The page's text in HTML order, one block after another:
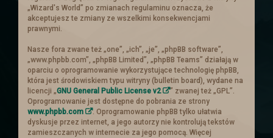
królestwa prośbę o pomoc. Ten
postanowił zebrać chętnych i wysłać ich
aby wsparli handlowego sojusznika.
Nowe ogłoszenia na
słupie
„Wizard's World” po zmianach regulaminu oznacza, że
akceptujesz te zmiany ze wszelkimi konsekwencjami
prawnymi.
Nasze fora zwane też „one”, „ich”, „je”, „phpBB software”,
„www.phpbb.com”, „phpBB Limited”, „phpBB Teams” działają w
oparciu o oprogramowanie wykorzystujące technologię phpBB,
która jest środowiskiem typu witryny (bulletin board), wydane na
licencji „GNU General Public License v2
” zwanej też „GPL”.
Oprogramowanie jest dostępne do pobrania ze strony
www.phpbb.com
. Oprogramowanie phpBB tylko ułatwia
dyskusje przez internet, a jego autorzy nie kontrolują tekstów
zamieszczanych w internecie za jego pomocą. Więcej